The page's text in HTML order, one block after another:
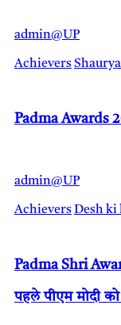
admin@UP
Achievers
Padma Awards
admin@UP
AchieversDesh ki
Padma Shri
पहले पीएम मोदी